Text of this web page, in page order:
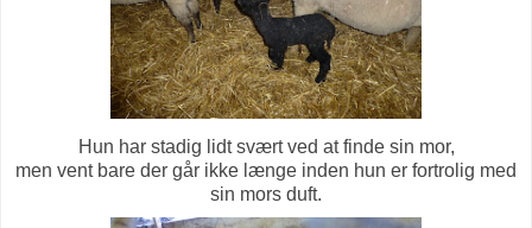
Hun har stadig lidt svært ved at finde sin mor,
men vent bare der går ikke længe inden hun er fortrolig med
sin mors duft.